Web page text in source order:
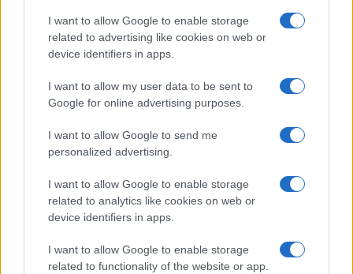
I want to allow Google to enable storage
related to advertising like cookies on web or
device identifiers in apps.
I want to allow my user data to be sent to
Google for online advertising purposes.
I want to allow Google to send me
personalized advertising.
I want to allow Google to enable storage
related to analytics like cookies on web or
device identifiers in apps.
I want to allow Google to enable storage
related to functionality of the website or app.
NERD NEWS